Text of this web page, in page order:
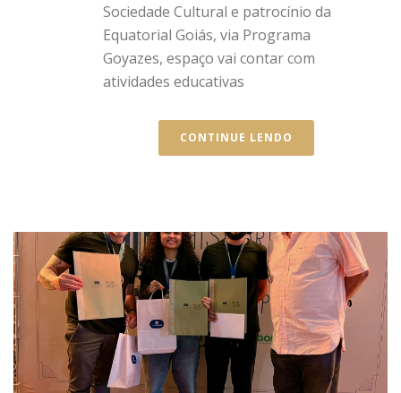
Sociedade Cultural e patrocínio da
Equatorial Goiás, via Programa
Goyazes, espaço vai contar com
atividades educativas
CONTINUE LENDO